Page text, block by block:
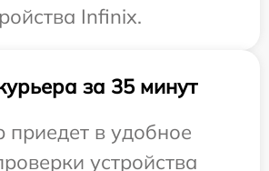
Infinix.
за 35 минут
в удобное
устройства